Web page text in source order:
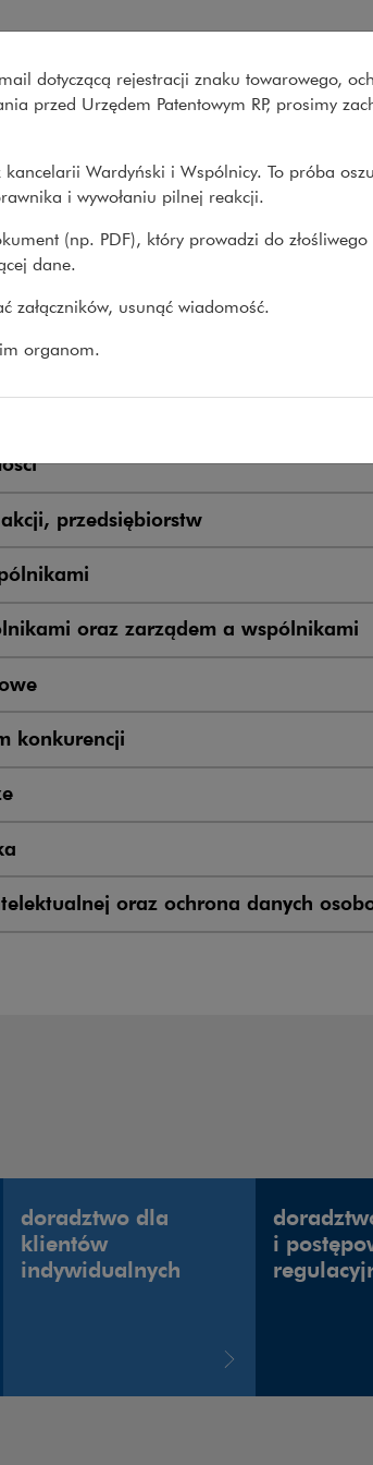
Co robimy O nas Nasze
> Transakcje> Zakres usług
przedsiębiorstw
oraz zarządem a wspólnikami
konkurencji
oraz ochrona danych
doradztwo dla
klientów
indywidualnych
i
dotyczącą rejestracji znaku towarowego,
przed Urzędem Patentowym RP, prosimy
Wardyński i Wspólnicy. To próba
i wywołaniu pilnej reakcji.
(np. PDF), który prowadzi do złośliwego
dane.
załączników, usunąć wiadomość.
organom.